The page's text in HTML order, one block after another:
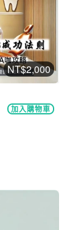
NT$2,000
加入購物車